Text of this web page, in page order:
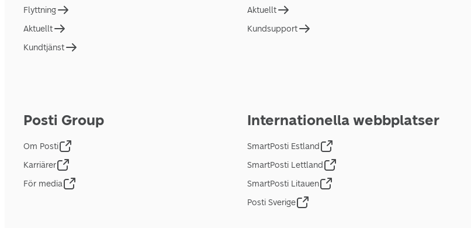
Flyttning
Aktuellt
Kundtjänst
Aktuellt
Kundsupport
Posti Group
Om Posti
Karriärer
För media
Internationella webbplatser
SmartPosti Estland
SmartPosti Lettland
SmartPosti Litauen
Posti Sverige